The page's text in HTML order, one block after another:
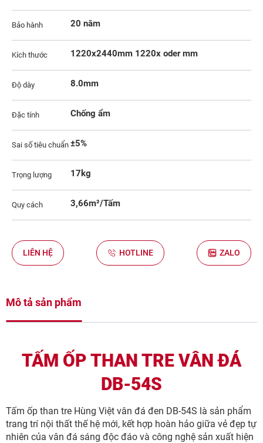
Bảo hành 20 năm
Kích thước 1220x2440mm 1220x oder mm
Độ dày 8.0mm
Đặc tính Chống ẩm
Sai số tiêu chuẩn ±5%
Trọng lượng 17kg
Quy cách 3,66m²/Tấm
LIÊN HỆ HOTLINE ZALO
Mô tả sản phẩm
TẤM ỐP THAN TRE VÂN ĐÁ
DB-54S
Tấm ốp than tre Hùng Việt vân đá đen DB-54S là sản phẩm
trang trí nội thất thế hệ mới, kết hợp hoàn hảo giữa vẻ đẹp tự
nhiên của vân đá sáng độc đáo và công nghệ sản xuất hiện